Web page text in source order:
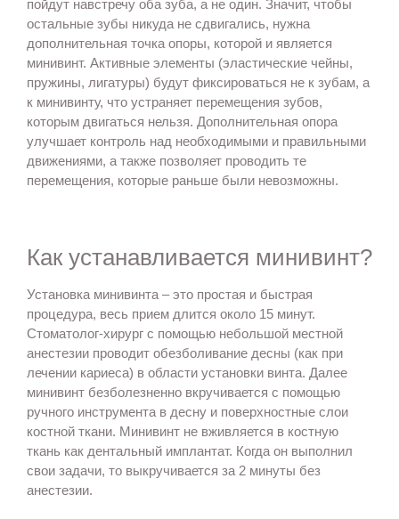
пойдут навстречу оба зуба, а не один. Значит, чтобы
остальные зубы никуда не сдвигались, нужна
дополнительная точка опоры, которой и является
минивинт. Активные элементы (эластические чейны,
пружины, лигатуры) будут фиксироваться не к зубам, а
к минивинту, что устраняет перемещения зубов,
которым двигаться нельзя. Дополнительная опора
улучшает контроль над необходимыми и правильными
движениями, а также позволяет проводить те
перемещения, которые раньше были невозможны.
Как устанавливается минивинт?
Установка минивинта – это простая и быстрая
процедура, весь прием длится около 15 минут.
Стоматолог-хирург с помощью небольшой местной
анестезии проводит обезболивание десны (как при
лечении кариеса) в области установки винта. Далее
минивинт безболезненно вкручивается с помощью
ручного инструмента в десну и поверхностные слои
костной ткани. Минивинт не вживляется в костную
ткань как дентальный имплантат. Когда он выполнил
свои задачи, то выкручивается за 2 минуты без
анестезии.